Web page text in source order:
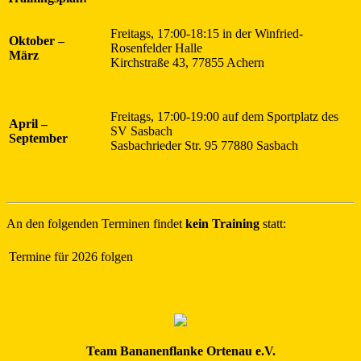
Oktober –
März
Freitags, 17:00-18:15 in der Winfried-
Rosenfelder Halle
Kirchstraße 43, 77855 Achern
April –
September
Freitags, 17:00-19:00 auf dem Sportplatz des
SV Sasbach
Sasbachrieder Str. 95 77880 Sasbach
An den folgenden Terminen findet kein Training statt:
Termine für 2026 folgen
Team Bananenflanke Ortenau e.V.